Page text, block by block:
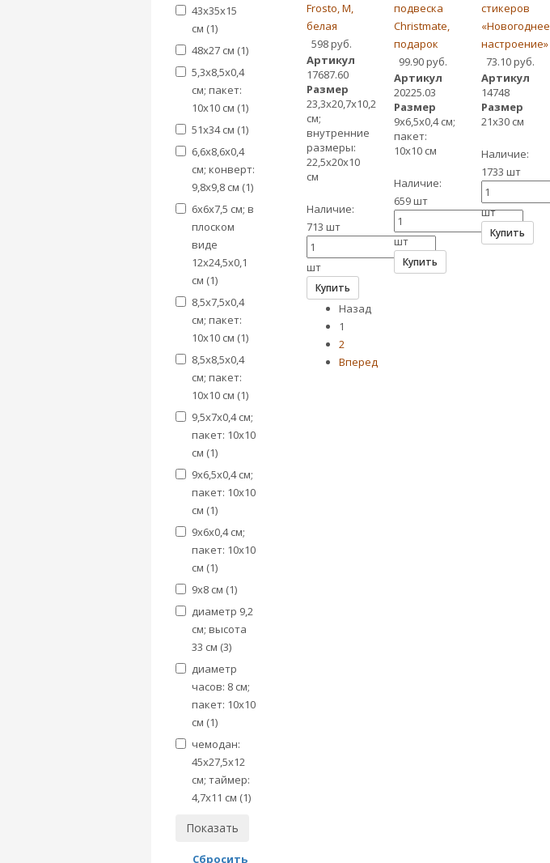
43х35х15
см (1)
48х27 см (1)
5,3х8,5х0,4
см; пакет:
10х10 см (1)
51х34 см (1)
6,6х8,6х0,4
см; конверт:
9,8х9,8 см (1)
6х6х7,5 см; в
плоском
виде
12х24,5х0,1
см (1)
8,5х7,5х0,4
см; пакет:
10х10 см (1)
8,5х8,5х0,4
см; пакет:
10х10 см (1)
9,5х7х0,4 см;
пакет: 10х10
см (1)
9х6,5х0,4 см;
пакет: 10х10
см (1)
9х6х0,4 см;
пакет: 10х10
см (1)
9х8 см (1)
диаметр 9,2
см; высота
33 см (3)
диаметр
часов: 8 см;
пакет: 10х10
см (1)
чемодан:
45х27,5х12
см; таймер:
4,7х11 см (1)
Frosto, M,
белая
598 руб.
Артикул
17687.60
Размер
23,3х20,7х10,2
см;
внутренние
размеры:
22,5х20х10
см
Наличие:
713 шт
шт
Купить
подвеска
Christmate,
подарок
99.90 руб.
Артикул
20225.03
Размер
9х6,5х0,4 см;
пакет:
10х10 см
Наличие:
659 шт
шт
Купить
стикеров
«Новогоднее
настроение»
73.10 руб.
Артикул
14748
Размер
21х30 см
Наличие:
1733 шт
шт
Купить
Назад
1
2
Вперед